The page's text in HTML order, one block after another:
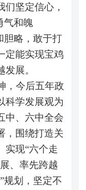
坚定信心，
气和魄
胆略，敢于打
定能实现宝鸡
展。
，今后五年政
科学发展观为
中、六中全会
，围绕打造关
实现“六个走
、率先跨越
规划，坚定不